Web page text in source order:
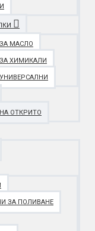
МАСЛО
ХИМИКАЛИ
ОТКРИТО
ЗА ПОЛИВАНЕ